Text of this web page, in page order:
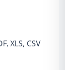
XLS, CSV